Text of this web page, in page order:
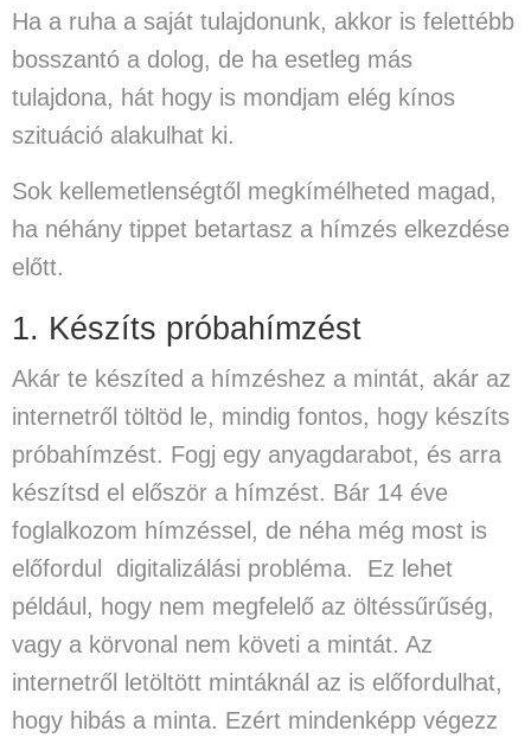
Ha a ruha a saját tulajdonunk, akkor is felettébb
bosszantó a dolog, de ha esetleg más
tulajdona, hát hogy is mondjam elég kínos
szituáció alakulhat ki.
Sok kellemetlenségtől megkímélheted magad,
ha néhány tippet betartasz a hímzés elkezdése
előtt.
1. Készíts próbahímzést
Akár te készíted a hímzéshez a mintát, akár az
internetről töltöd le, mindig fontos, hogy készíts
próbahímzést. Fogj egy anyagdarabot, és arra
készítsd el először a hímzést. Bár 14 éve
foglalkozom hímzéssel, de néha még most is
előfordul digitalizálási probléma. Ez lehet
például, hogy nem megfelelő az öltéssűrűség,
vagy a körvonal nem követi a mintát. Az
internetről letöltött mintáknál az is előfordulhat,
hogy hibás a minta. Ezért mindenképp végezz